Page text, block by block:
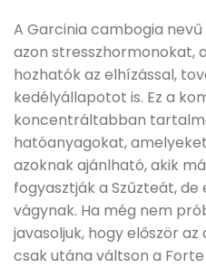
A Garcinia cambogia
azon stresszhormonokat,
hozhatók az elhízással,
kedélyállapotot is. Ez a
koncentráltabban
hatóanyagokat,
azoknak ajánlható, akik
fogyasztják a Szűzteát,
vágynak. Ha még nem
javasoljuk, hogy először
csak utána váltson a